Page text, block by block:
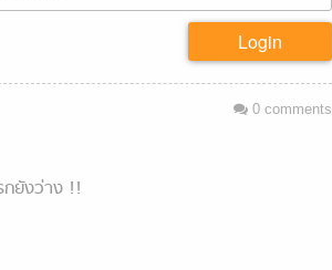
Login
0 comments
กยังว่าง !!